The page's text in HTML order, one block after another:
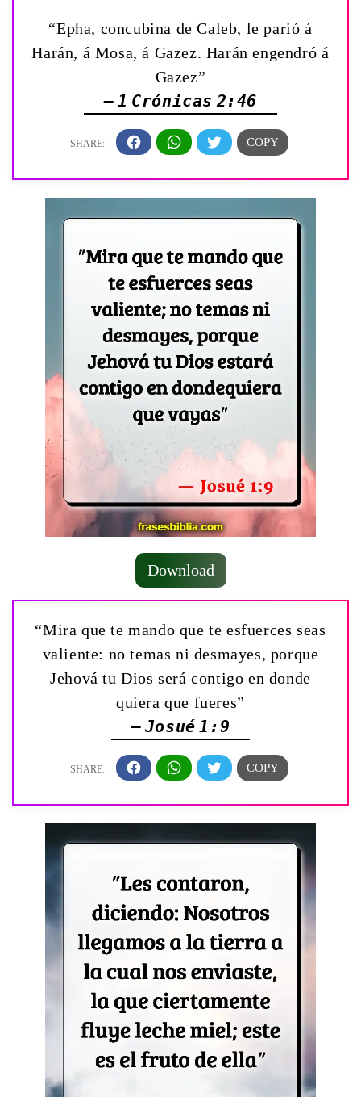
“Epha, concubina de Caleb, le parió á
Harán, á Mosa, á Gazez. Harán engendró á
Gazez”
— 1 Crónicas 2:46
Download
“Mira que te mando que te esfuerces seas
valiente: no temas ni desmayes, porque
Jehová tu Dios será contigo en donde
quiera que fueres”
— Josué 1:9